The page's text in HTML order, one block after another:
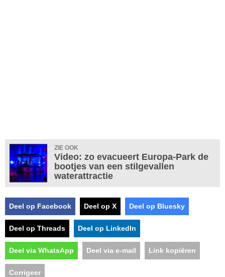
ZIE OOK
Video: zo evacueert Europa-Park de
bootjes van een stilgevallen
waterattractie
Deel op Facebook Deel op X Deel op Bluesky
Deel op Threads Deel op LinkedIn
Deel via WhatsApp Deel via e-mail Link kopiëren
Corrigeer